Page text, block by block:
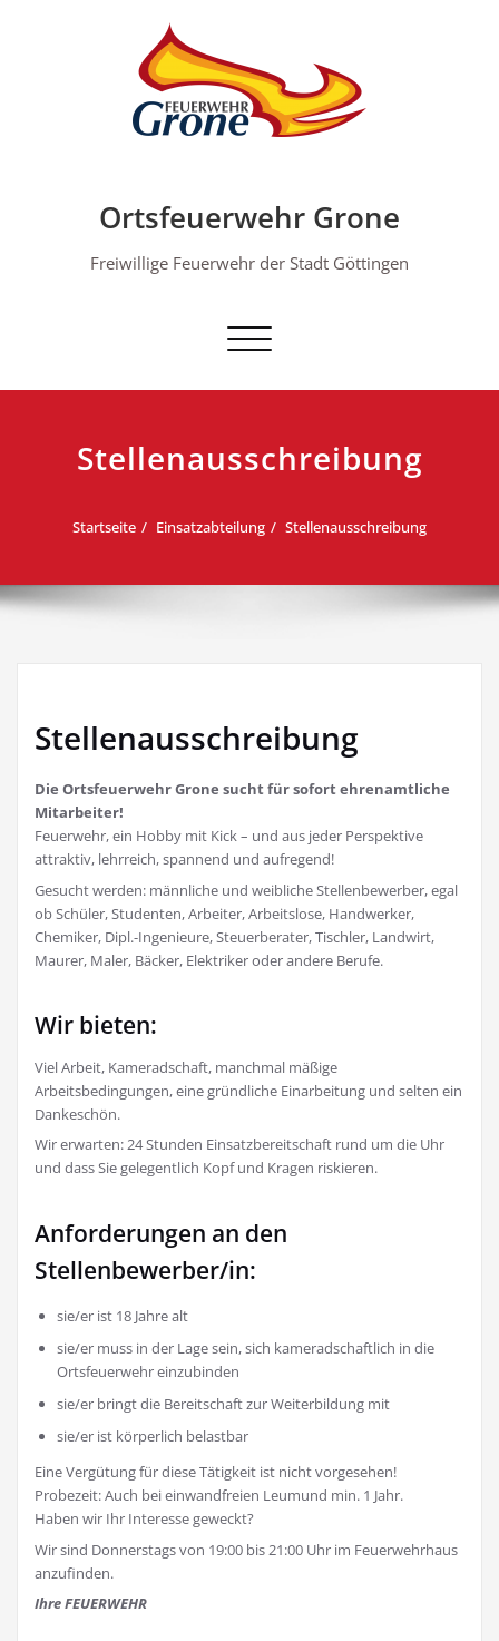
Ortsfeuerwehr Grone
Freiwillige Feuerwehr der Stadt Göttingen
Schalte Navigation
Stellenausschreibung
Startseite Einsatzabteilung Stellenausschreibung
Stellenausschreibung
Die Ortsfeuerwehr Grone sucht für sofort ehrenamtliche
Mitarbeiter!
Feuerwehr, ein Hobby mit Kick – und aus jeder Perspektive
attraktiv, lehrreich, spannend und aufregend!
Gesucht werden: männliche und weibliche Stellenbewerber, egal
ob Schüler, Studenten, Arbeiter, Arbeitslose, Handwerker,
Chemiker, Dipl.-Ingenieure, Steuerberater, Tischler, Landwirt,
Maurer, Maler, Bäcker, Elektriker oder andere Berufe.
Wir bieten:
Viel Arbeit, Kameradschaft, manchmal mäßige
Arbeitsbedingungen, eine gründliche Einarbeitung und selten ein
Dankeschön.
Wir erwarten: 24 Stunden Einsatzbereitschaft rund um die Uhr
und dass Sie gelegentlich Kopf und Kragen riskieren.
Anforderungen an den
Stellenbewerber/in:
sie/er ist 18 Jahre alt
sie/er muss in der Lage sein, sich kameradschaftlich in die
Ortsfeuerwehr einzubinden
sie/er bringt die Bereitschaft zur Weiterbildung mit
sie/er ist körperlich belastbar
Eine Vergütung für diese Tätigkeit ist nicht vorgesehen!
Probezeit: Auch bei einwandfreien Leumund min. 1 Jahr.
Haben wir Ihr Interesse geweckt?
Wir sind Donnerstags von 19:00 bis 21:00 Uhr im Feuerwehrhaus
anzufinden.
Ihre FEUERWEHR